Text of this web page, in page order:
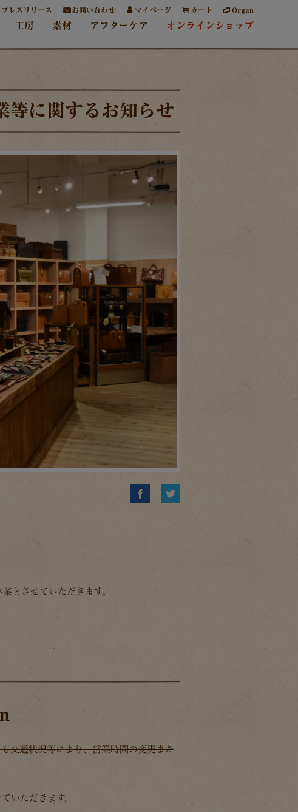
プレスリリース お問い合わせ マイページ カート Organ
工房 素材 アフターケア オンラインショップ
等に関するお知らせ
とさせていただきます。
交通状況等により、営業時間の変更また
いただきます。